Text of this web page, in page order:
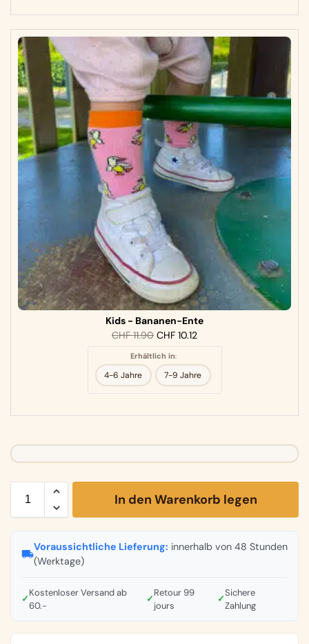
Kids - Bananen-Ente
CHF11.90 CHF 10.12
Erhältlich in:
4-6 Jahre 7-9 Jahre
In den Warenkorb legen
Voraussichtliche Lieferung: innerhalb von 48 Stunden
(Werktage)
✓
Kostenloser Versand ab
60.-
✓
Retour 99
jours
✓
Sichere
Zahlung